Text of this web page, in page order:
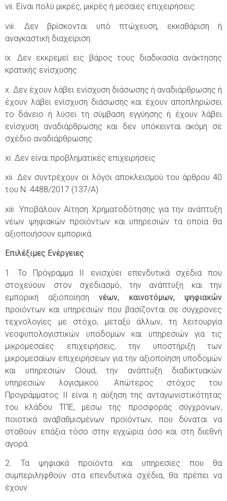
vii. Είναι πολύ μικρές, μικρές ή μεσαίες επιχειρήσεις.
viii. Δεν βρίσκονται υπό πτώχευση, εκκαθάριση ή
αναγκαστική διαχείριση.
ix. Δεν εκκρεμεί εις βάρος τους διαδικασία ανάκτησης
κρατικής ενίσχυσης.
x. Δεν έχουν λάβει ενίσχυση διάσωσης ή αναδιάρθρωσης ή
έχουν λάβει ενίσχυση διάσωσης και έχουν αποπληρώσει
το δάνειο ή λύσει τη σύμβαση εγγύησης ή έχουν λάβει
ενίσχυση αναδιάρθρωσης και δεν υπόκεινται ακόμη σε
σχέδιο αναδιάρθρωσης.
xi. Δεν είναι προβληματικές επιχειρήσεις
xii. Δεν συντρέχουν οι λόγοι αποκλεισμού του άρθρου 40
του Ν. 4488/2017 (137/Α).
xiii. Υποβάλουν Αίτηση Χρηματοδότησης για την ανάπτυξη
νέων ψηφιακών προϊόντων και υπηρεσιών τα οποία θα
αξιοποιήσουν εμπορικά.
Επιλέξιμες Ενέργειες
1. Το Πρόγραμμα II ενισχύει επενδυτικά σχέδια που
στοχεύουν στον σχεδιασμό, την ανάπτυξη και την
εμπορική αξιοποίηση νέων, καινοτόμων, ψηφιακών
προϊόντων και υπηρεσιών που βασίζονται σε σύγχρονες
τεχνολογίες με στόχο, μεταξύ άλλων, τη λειτουργία
νεοφυπολογιστικών υποδομών και υπηρεσιών για τις
μικρομεσαίες επιχειρήσεις, την υποστήριξη των
μικρομεσαίων επιχειρήσεων για την αξιοποίηση υποδομών
και υπηρεσιών Cloud, την ανάπτυξη διαδικτυακών
υπηρεσιών λογισμικού. Απώτερος στόχος του
Προγράμματος II είναι η αύξηση της ανταγωνιστικότητας
του κλάδου ΤΠΕ, μέσω της προσφοράς σύγχρονων,
ποιοτικά αναβαθμισμένων προϊόντων, που δύναται να
σταθούν επάξια τόσο στην εγχώρια όσο και στη διεθνή
αγορά.
2. Τα ψηφιακά προϊόντα και υπηρεσίες που θα
συμπεριληφθούν στα επενδυτικά σχέδια, θα πρέπει να
έχουν